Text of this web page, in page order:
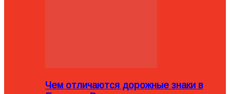
Чем отличаются дорожные знаки в